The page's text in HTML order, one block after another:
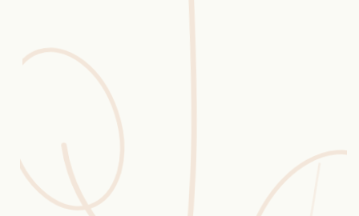
Sammelkalender
Blüten-Finder
Phänologie-Radar
Vogelstimmen